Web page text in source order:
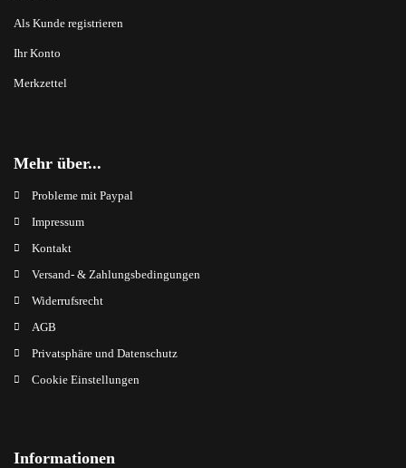
Als Kunde registrieren
Ihr Konto
Merkzettel
Mehr über...
Probleme mit Paypal
Impressum
Kontakt
Versand- & Zahlungsbedingungen
Widerrufsrecht
AGB
Privatsphäre und Datenschutz
Cookie Einstellungen
Informationen